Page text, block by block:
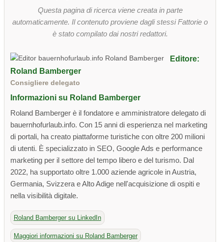
Questa pagina di ricerca viene creata in parte
automaticamente. Il contenuto proviene dagli stessi Fattorie o
è stato compilato dai nostri redattori.
Editore:
Roland Bamberger
Consigliere delegato
Informazioni su Roland Bamberger
Roland Bamberger è il fondatore e amministratore delegato di
bauernhofurlaub.info. Con 15 anni di esperienza nel marketing
di portali, ha creato piattaforme turistiche con oltre 200 milioni
di utenti. È specializzato in SEO, Google Ads e performance
marketing per il settore del tempo libero e del turismo. Dal
2022, ha supportato oltre 1.000 aziende agricole in Austria,
Germania, Svizzera e Alto Adige nell'acquisizione di ospiti e
nella visibilità digitale.
Roland Bamberger su LinkedIn
Maggiori informazioni su Roland Bamberger